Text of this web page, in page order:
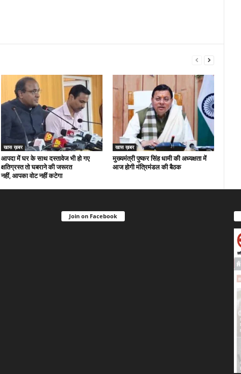
खास ख़बर
आपदा में घर के साथ दस्तावेज भी हो गए
क्षतिग्रस्त तो घबराने की जरूरत
नहीं, आपका वोट नहीं कटेगा
खास ख़बर
मुख्यमंत्री पुष्कर सिंह धामी की अध्यक्षता में
आज होगी मंत्रिमंडल की बैठक
Join on Facebook